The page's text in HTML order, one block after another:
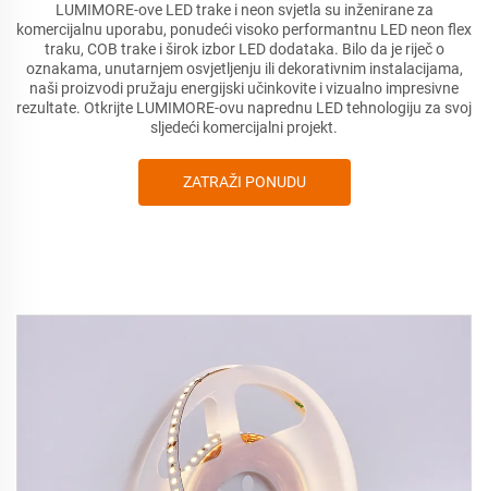
LUMIMORE-ove LED trake i neon svjetla su inženirane za
komercijalnu uporabu, ponudeći visoko performantnu LED neon flex
traku, COB trake i širok izbor LED dodataka. Bilo da je riječ o
oznakama, unutarnjem osvjetljenju ili dekorativnim instalacijama,
naši proizvodi pružaju energijski učinkovite i vizualno impresivne
rezultate. Otkrijte LUMIMORE-ovu naprednu LED tehnologiju za svoj
sljedeći komercijalni projekt.
ZATRAŽI PONUDU